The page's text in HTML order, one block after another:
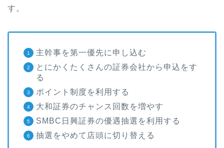
す。
主幹事を第一優先に申し込む
とにかくたくさんの証券会社から申込をす
る
ポイント制度を利用する
大和証券のチャンス回数を増やす
SMBC日興証券の優遇抽選を利用する
抽選をやめて店頭に切り替える